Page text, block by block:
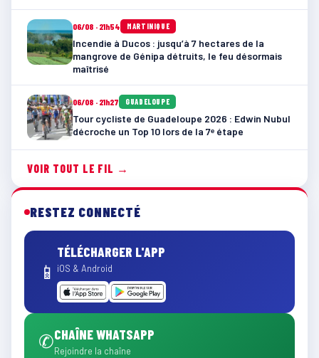
06/08 · 21h54 MARTINIQUE
Incendie à Ducos : jusqu’à 7 hectares de la
mangrove de Génipa détruits, le feu désormais
maîtrisé
06/08 · 21h27 GUADELOUPE
Tour cycliste de Guadeloupe 2026 : Edwin Nubul
décroche un Top 10 lors de la 7ᵉ étape
VOIR TOUT LE FIL →
RESTEZ CONNECTÉ
📱
TÉLÉCHARGER L'APP
iOS & Android
✆CHAÎNE WHATSAPP
Rejoindre la chaîne